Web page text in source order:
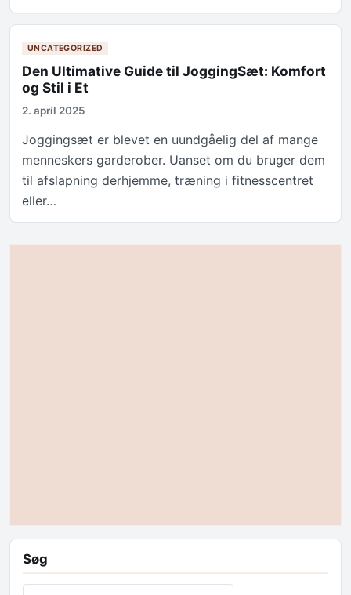
UNCATEGORIZED
Den Ultimative Guide til JoggingSæt: Komfort
og Stil i Et
2. april 2025
Joggingsæt er blevet en uundgåelig del af mange
menneskers garderober. Uanset om du bruger dem
til afslapning derhjemme, træning i fitnesscentret
eller…
Søg